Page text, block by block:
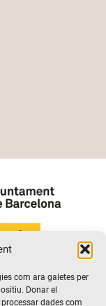
com ara galetes per
Donar el
dades com